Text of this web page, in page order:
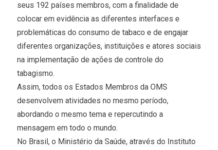
seus 192 países membros, com a finalidade de
colocar em evidência as diferentes interfaces e
problemáticas do consumo de tabaco e de engajar
diferentes organizações, instituições e atores sociais
na implementação de ações de controle do
tabagismo.
Assim, todos os Estados Membros da OMS
desenvolvem atividades no mesmo período,
abordando o mesmo tema e repercutindo a
mensagem em todo o mundo.
No Brasil, o Ministério da Saúde, através do Instituto